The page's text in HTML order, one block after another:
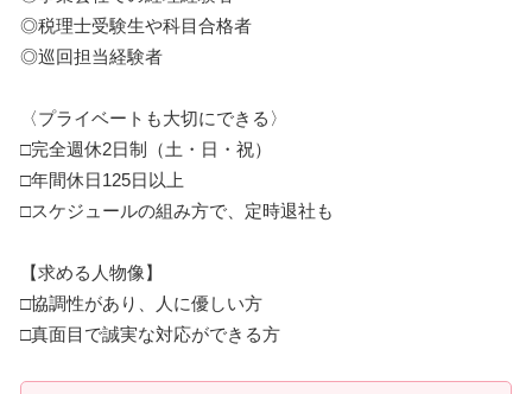
◎税理士受験生や科目合格者
◎巡回担当経験者
〈プライベートも大切にできる〉
□完全週休2日制（土・日・祝）
□年間休日125日以上
□スケジュールの組み方で、定時退社も
【求める人物像】
□協調性があり、人に優しい方
□真面目で誠実な対応ができる方